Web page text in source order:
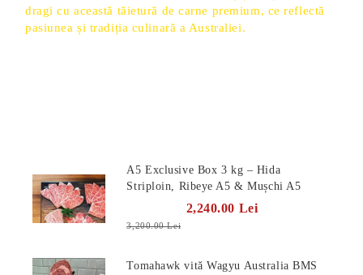
dragi cu această tăietură de carne premium, ce reflectă
pasiunea și tradiția culinară a Australiei.
A5 Exclusive Box 3 kg – Hida
Striploin, Ribeye A5 & Mușchi A5
2,240.00 Lei
3,200.00 Lei
Tomahawk vită Wagyu Australia BMS